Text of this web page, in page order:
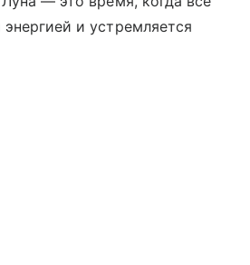
и устремляется